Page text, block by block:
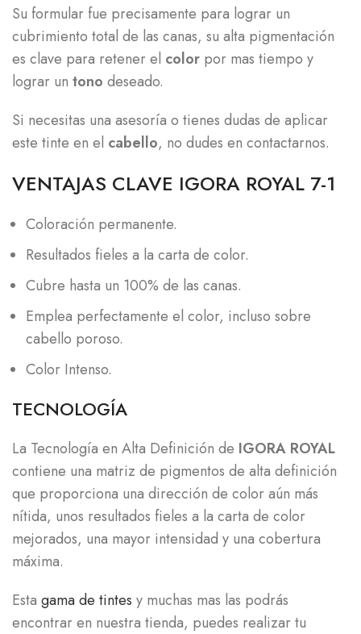
Su formular fue precisamente para lograr un
cubrimiento total de las canas, su alta pigmentación
es clave para retener el color por mas tiempo y
lograr un tono deseado.
Si necesitas una asesoría o tienes dudas de aplicar
este tinte en el cabello, no dudes en contactarnos.
VENTAJAS CLAVE IGORA ROYAL 7-1
Coloración permanente.
Resultados fieles a la carta de color.
Cubre hasta un 100% de las canas.
Emplea perfectamente el color, incluso sobre
cabello poroso.
Color Intenso.
TECNOLOGÍA
La Tecnología en Alta Definición de IGORA ROYAL
contiene una matriz de pigmentos de alta definición
que proporciona una dirección de color aún más
nítida, unos resultados fieles a la carta de color
mejorados, una mayor intensidad y una cobertura
máxima.
Esta gama de tintes y muchas mas las podrás
encontrar en nuestra tienda, puedes realizar tu